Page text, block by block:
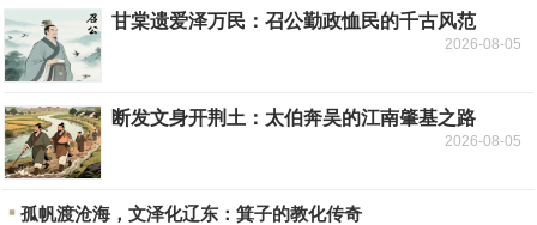
甘棠遗爱泽万民：召公勤政恤民的千古风范
2026-08-05
断发文身开荆土：太伯奔吴的江南肇基之路
2026-08-05
孤帆渡沧海，文泽化辽东：箕子的教化传奇